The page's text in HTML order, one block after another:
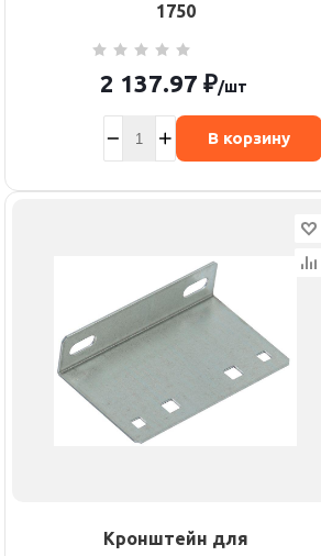
1750
2 137.97 ₽/шт
В корзину
Кронштейн для